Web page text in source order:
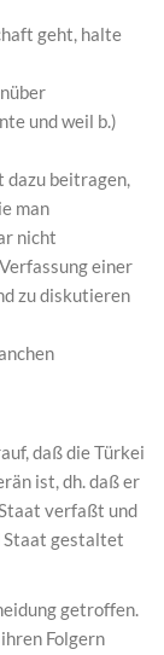
geht, halte
und weil b.)
dazu beitragen,
man
nicht
einer
zu diskutieren
daß die Türkei
ist, dh. daß er
verfaßt und
Staat gestaltet
getroffen.
Folgern